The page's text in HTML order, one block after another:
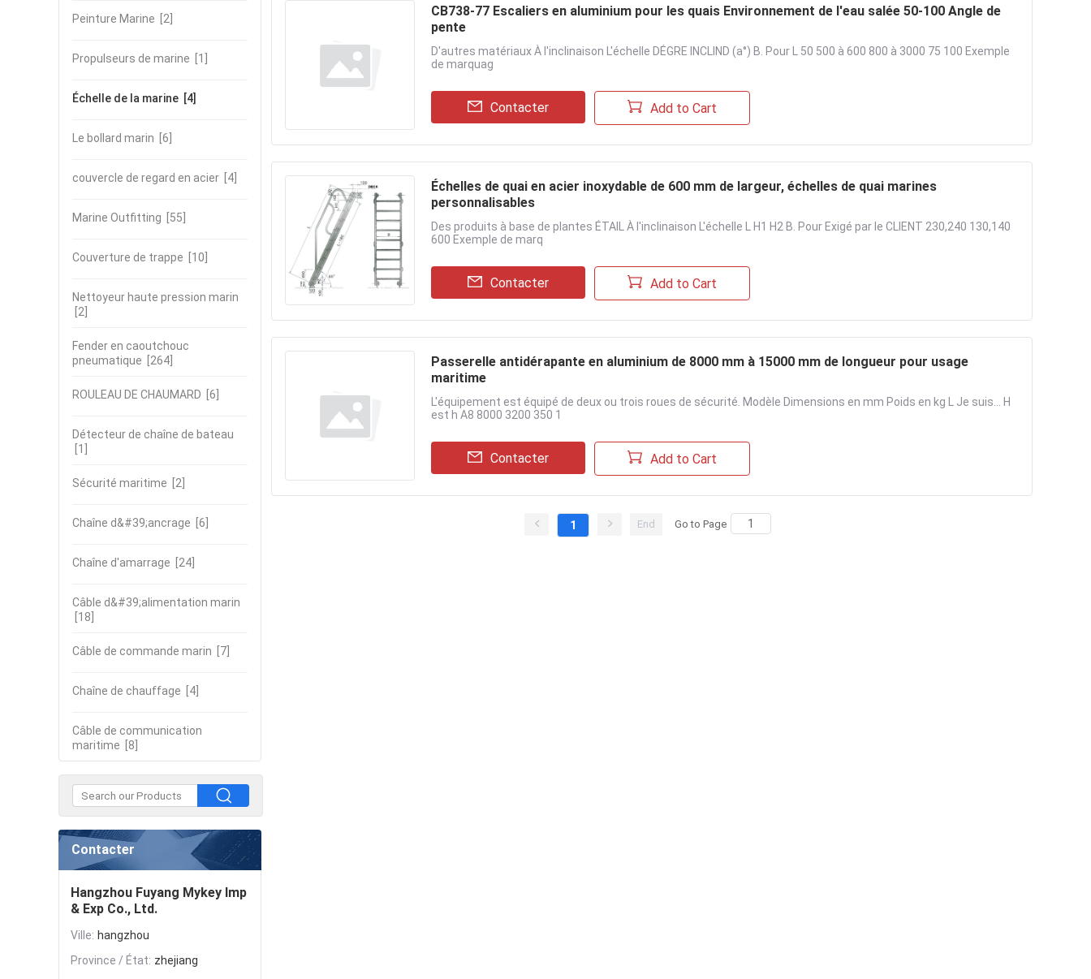
Peinture Marine [2]
Propulseurs de marine [1]
Échelle de la marine [4]
Le bollard marin [6]
couvercle de regard en acier [4]
Marine Outfitting [55]
Couverture de trappe [10]
Nettoyeur haute pression marin
[2]
Fender en caoutchouc
pneumatique [264]
ROULEAU DE CHAUMARD [6]
Détecteur de chaîne de bateau
[1]
Sécurité maritime [2]
Chaîne d&#39;ancrage [6]
Chaîne d'amarrage [24]
Câble d&#39;alimentation marin
[18]
Câble de commande marin [7]
Chaîne de chauffage [4]
Câble de communication
maritime [8]
Contacter
Hangzhou Fuyang Mykey Imp
& Exp Co., Ltd.
Ville: hangzhou
Province / État: zhejiang
CB738-77 Escaliers en aluminium pour les quais Environnement de l'eau salée 50-100 Angle de
pente
D'autres matériaux À l'inclinaison L'échelle DÉGRE INCLIND (a°) B. Pour L 50 500 à 600 800 à 3000 75 100 Exemple
de marquag
Contacter Add to Cart
Échelles de quai en acier inoxydable de 600 mm de largeur, échelles de quai marines
personnalisables
Des produits à base de plantes ÉTAIL À l'inclinaison L'échelle L H1 H2 B. Pour Exigé par le CLIENT 230,240 130,140
600 Exemple de marq
Contacter Add to Cart
Passerelle antidérapante en aluminium de 8000 mm à 15000 mm de longueur pour usage
maritime
L'équipement est équipé de deux ou trois roues de sécurité. Modèle Dimensions en mm Poids en kg L Je suis... H
est h A8 8000 3200 350 1
Contacter Add to Cart
1 End Go to Page